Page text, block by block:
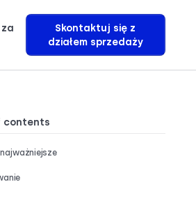
Skontaktuj się z
działem sprzedaży
contents